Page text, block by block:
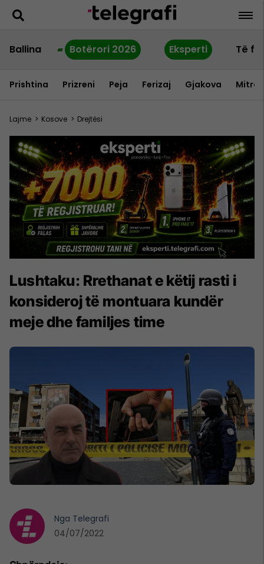
Ballina Botërori 2026 Eksperti Të
Prishtina Prizreni Peja Ferizaj Gjakova
Lajme > Kosove > Drejtësi
Lushtaku: Rrethanat e këtij rasti i
konsideroj të montuara kundër
meje dhe familjes time
Nga Telegrafi
04/07/2022